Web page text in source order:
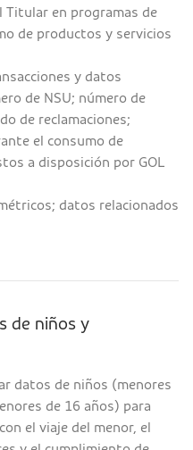
Titular en programas de
de productos y servicios
y datos
de NSU; número de
de reclamaciones;
el consumo de
a disposición por GOL
datos relacionados
de niños y
datos de niños (menores
de 16 años) para
el viaje del menor, el